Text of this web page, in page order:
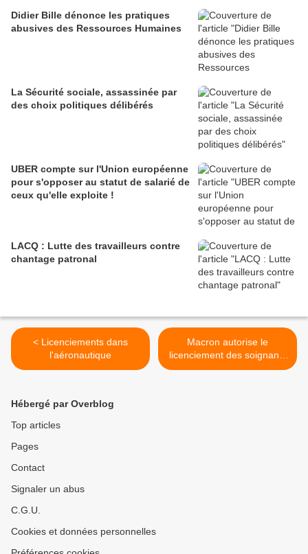
Didier Bille dénonce les pratiques
abusives des Ressources Humaines
La Sécurité sociale, assassinée par
des choix politiques délibérés
UBER compte sur l'Union européenne
pour s'opposer au statut de salarié de
ceux qu'elle exploite !
LACQ : Lutte des travailleurs contre
chantage patronal
< Licenciements dans
l'aéronautique
Macron autorise le
licenciement des soignants
pour accélérer la casse de
Hébergé par Overblog
Top articles
Pages
Contact
Signaler un abus
C.G.U.
Cookies et données personnelles